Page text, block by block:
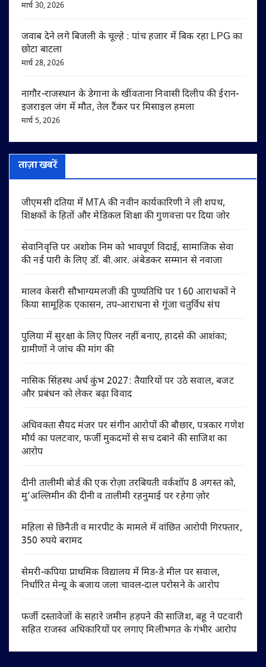
मार्च 30, 2026
जवाब देने लगे बिजली के चूल्हे : पांच हजार में बिक रहा LPG का
छोटा बाटला
मार्च 28, 2026
नागौर-राजस्थान के डेगाना के खींवताना निवासी दिलीप की ईरान-
इजराइल जंग में मौत, तेल टैंकर पर मिसाइल हमला
मार्च 5, 2026
ताज़ा खबरें
जीएमसी दतिया में MTA की नवीन कार्यकारिणी ने ली शपथ,
शिक्षकों के हितों और मेडिकल शिक्षा की गुणवत्ता पर दिया जोर
सेवानिवृत्ति पर अशोक निम को भावपूर्ण विदाई, सामाजिक सेवा
की नई पारी के लिए डॉ. बी.आर. अंबेडकर सम्मान से नवाजा
मालव केसरी सौभाग्यमलजी की पुण्यतिथि पर 160 आराधकों ने
किया सामूहिक एकासन, तप-आराधना से गूंजा चतुर्विध संघ
पुलिया में सुरक्षा के लिए पिलर नहीं बनाए, हादसे की आशंका;
ग्रामीणों ने जांच की मांग की
नासिक सिंहस्थ अर्ध कुंभ 2027: तैयारियों पर उठे सवाल, बजट
और प्रबंधन को लेकर बढ़ा विवाद
अधिवक्ता सैयद मंजर पर संगीन आरोपों की बौछार, पत्रकार गणेश
मौर्य का पलटवार, फर्जी मुकदमों से सच दबाने की साजिश का
आरोप
दीनी तालीमी बोर्ड की एक रोज़ा तरबियती वर्कशॉप 8 अगस्त को,
मु’अल्लिमीन की दीनी व तालीमी रहनुमाई पर रहेगा ज़ोर
महिला से छिनैती व मारपीट के मामले में वांछित आरोपी गिरफ्तार,
350 रुपये बरामद
सेमरी-कपिया प्राथमिक विद्यालय में मिड-डे मील पर सवाल,
निर्धारित मेन्यू के बजाय जला चावल-दाल परोसने के आरोप
फर्जी दस्तावेजों के सहारे जमीन हड़पने की साजिश, बहू ने पटवारी
सहित राजस्व अधिकारियों पर लगाए मिलीभगत के गंभीर आरोप